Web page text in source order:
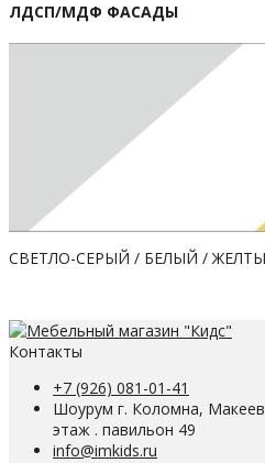
ЛДСП/МДФ ФАСАДЫ
СВЕТЛО-СЕРЫЙ / БЕЛЫЙ /
Контакты
+7 (926) 081-01-41
Шоурум г. Коломна,
этаж . павильон 49
info@imkids.ru